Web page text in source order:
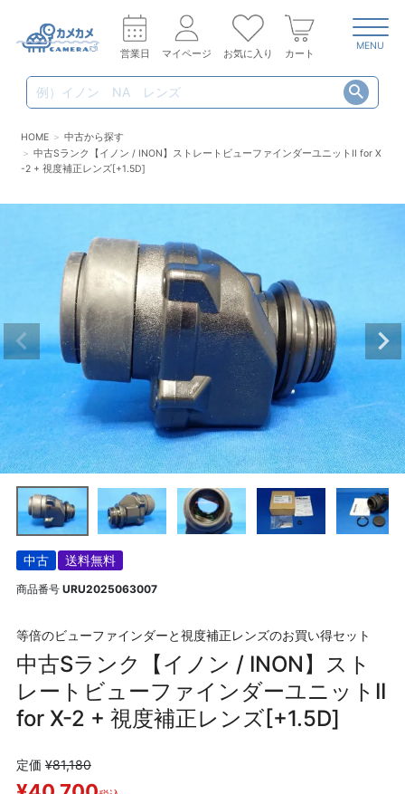
営業日 マイページ お気に入り カート
MENU
HOME
中古から探す
中古Sランク【イノン / INON】ストレートビューファインダーユニットII for X
-2 + 視度補正レンズ[+1.5D]
中古 送料無料
商品番号 URU2025063007
等倍のビューファインダーと視度補正レンズのお買い得セット
中古Sランク【イノン / INON】スト
レートビューファインダーユニットII
for X-2 + 視度補正レンズ[+1.5D]
定価 ¥81,180